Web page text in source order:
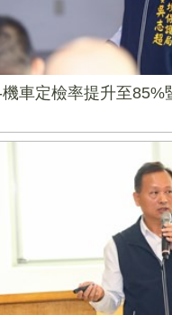
車定檢率提升至85%